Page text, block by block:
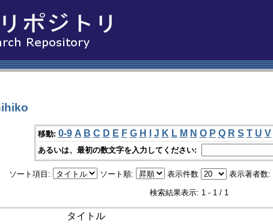
移動: 0-9 A B C D E F G H J K L M N O P Q R S T U V
あるいは、最初の数文字を入力してください:
ソート項目: ソート順: 表示件数 表示著者数:
検索結果表示: 1 - 1 / 1
タイトル